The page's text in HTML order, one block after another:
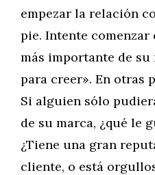
empezar la relación
pie. Intente
más importante de su
para creer». En otras
Si alguien sólo
de su marca, ¿qué le
¿Tiene una gran
cliente, o está